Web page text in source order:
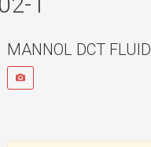
MANNOL DCT